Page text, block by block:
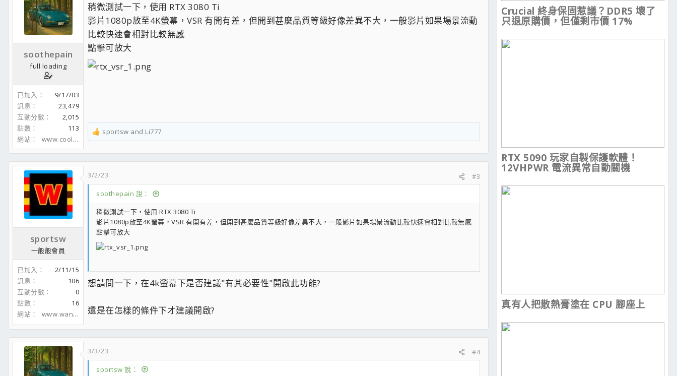
soothepain
full loading
已加入
9/17/03
訊息
23,479
互動分數
2,015
點數
113
網站
www.coolaler.com
稍微測試一下，使用 RTX 3080 Ti
影片1080p放至4K螢幕，VSR 有開有差，但開到甚麼品質等級好像差異不大，一般影片如果場景流動
比較快速會相對比較無感
點擊可放大
R
a
t
i
：
sportsw and Li777
sportsw
一般般會員
已加入
2/11/15
訊息
106
互動分數
0
點數
16
網站
www.wanghenry.com
3/2/23
#3
soothepain 說：
稍微測試一下，使用 RTX 3080 Ti
影片1080p放至4K螢幕，VSR 有開有差，但開到甚麼品質等級好像差異不大，一般影片如果場景流動比較快速會相對比較無感
點擊可放大
想請問一下，在4k螢幕下是否建議"有其必要性"開啟此功能?
還是在怎樣的條件下才建議開啟?
3/3/23
#4
sportsw 說：
Crucial 終身保固惹議？DDR5 壞了
只退原購價，但僅剩市價 17%
RTX 5090 玩家自製保護軟體！
12VHPWR 電流異常自動關機
真有人把散熱膏塗在 CPU 腳座上